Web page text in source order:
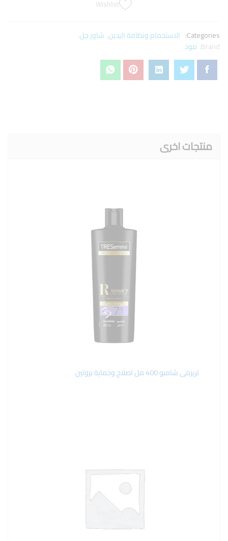
Wishlist
Categories: الاستحمام ونظافة اليدين, شاور جل
Brand: مود
منتجات اخرى
تريزمى شامبو 400 مل اصلاح وحماية بروتين